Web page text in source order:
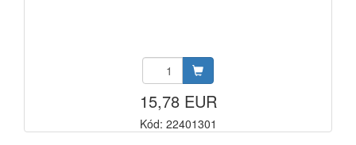
15,78 EUR
Kód: 22401301